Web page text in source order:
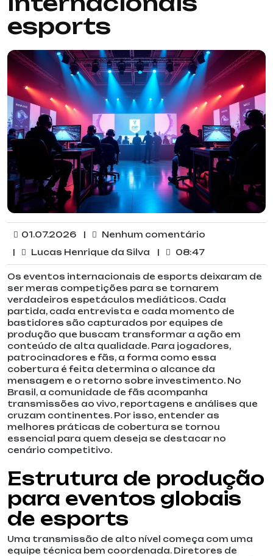
esports
01.07.2026 |
Nenhum comentário
|
Lucas Henrique da Silva | 08:47
Os eventos internacionais de esports deixaram de
ser meras competições para se tornarem
verdadeiros espetáculos mediáticos. Cada
partida, cada entrevista e cada momento de
bastidores são capturados por equipes de
produção que buscam transformar a ação em
conteúdo de alta qualidade. Para jogadores,
patrocinadores e fãs, a forma como essa
cobertura é feita determina o alcance da
mensagem e o retorno sobre investimento. No
Brasil, a comunidade de fãs acompanha
transmissões ao vivo, reportagens e análises que
cruzam continentes. Por isso, entender as
melhores práticas de cobertura se tornou
essencial para quem deseja se destacar no
cenário competitivo.
Estrutura de produção
para eventos globais
de esports
Uma transmissão de alto nível começa com uma
equipe técnica bem coordenada. Diretores de